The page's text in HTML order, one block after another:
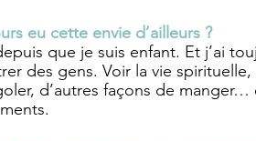
eu cette envie d’ailleurs ?
que je suis enfant. Et j’ai
des gens. Voir la vie
d’autres façons de